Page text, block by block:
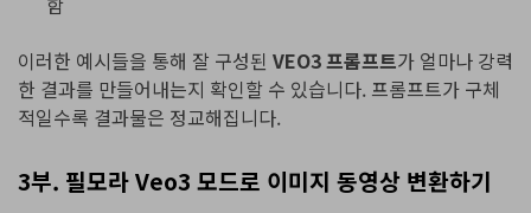
이러한 예시들을 통해 잘 구성된 VEO3 프롬프트가 얼마나 강력
한 결과를 만들어내는지 확인할 수 있습니다. 프롬프트가 구체
적일수록 결과물은 정교해집니다.
3부. 필모라 Veo3 모드로 이미지 동영상 변환하기